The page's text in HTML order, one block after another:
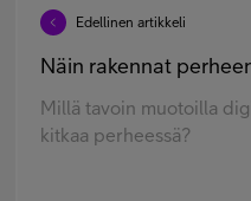
Edellinen artikkeli
Näin rakennat
Millä tavoin muotoilla
kitkaa perheessä?